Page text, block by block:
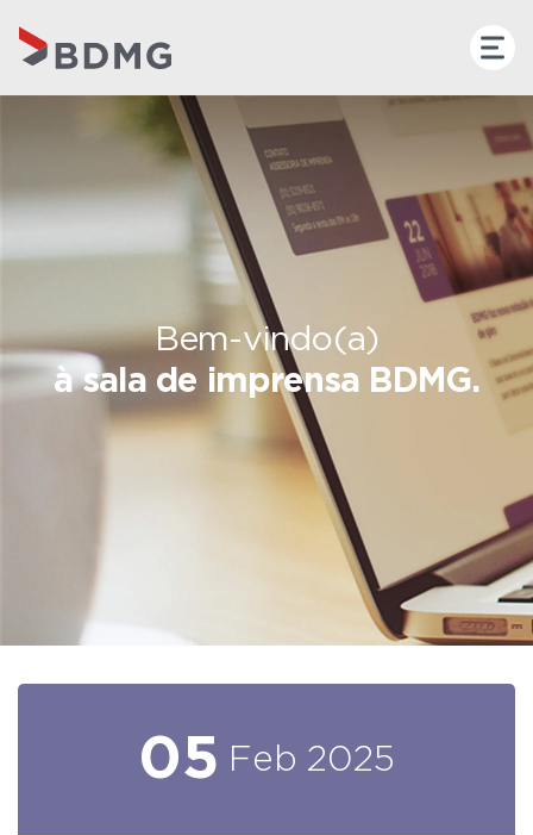
Bem-vindo(a)
à sala de imprensa BDMG.
05 Feb 2025